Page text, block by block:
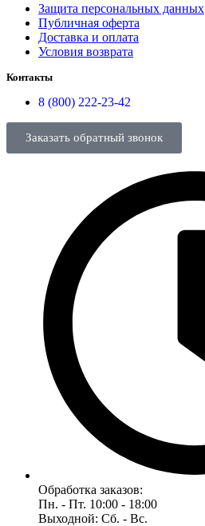
Защита персональных данных
Публичная оферта
Доставка и оплата
Условия возврата
Контакты
8 (800) 222-23-42
Заказать обратный звонок
Обработка заказов:
Пн. - Пт. 10:00 - 18:00
Выходной: Сб. - Вс.